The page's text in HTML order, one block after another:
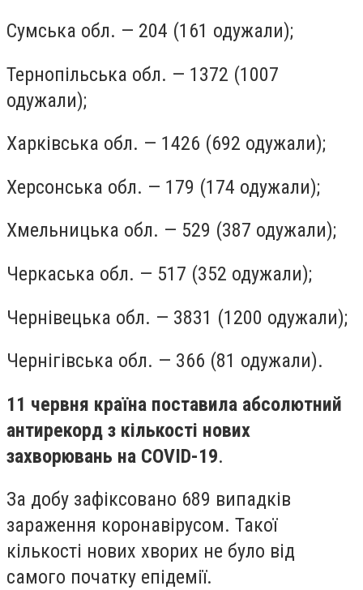
Сумська обл. — 204 (161 одужали);
Тернопільська обл. — 1372 (1007
одужали);
Харківська обл. — 1426 (692 одужали);
Херсонська обл. — 179 (174 одужали);
Хмельницька обл. — 529 (387 одужали);
Черкаська обл. — 517 (352 одужали);
Чернівецька обл. — 3831 (1200 одужали);
Чернігівська обл. — 366 (81 одужали).
11 червня країна поставила абсолютний
антирекорд з кількості нових
захворювань на COVID-19.
За добу зафіксовано 689 випадків
зараження коронавірусом. Такої
кількості нових хворих не було від
самого початку епідемії.